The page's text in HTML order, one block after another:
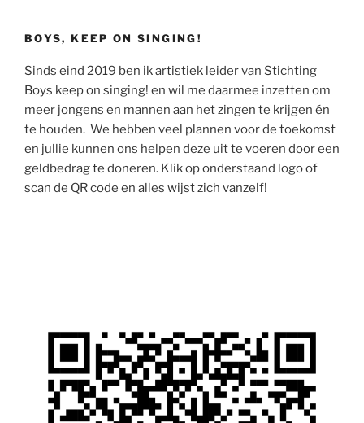
BOYS, KEEP ON SINGING!
Sinds eind 2019 ben ik artistiek leider van Stichting
Boys keep on singing! en wil me daarmee inzetten om
meer jongens en mannen aan het zingen te krijgen én
te houden. We hebben veel plannen voor de toekomst
en jullie kunnen ons helpen deze uit te voeren door een
geldbedrag te doneren. Klik op onderstaand logo of
scan de QR code en alles wijst zich vanzelf!